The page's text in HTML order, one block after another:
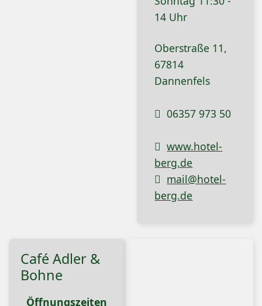
14 Uhr
Oberstraße 11,
67814
Dannenfels
06357 973 50
www.hotel-
berg.de
mail@hotel-
berg.de
Café Adler &
Bohne
Öffnungszeiten